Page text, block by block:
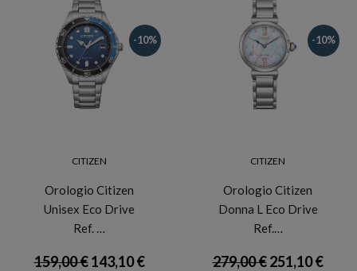
-10%
CITIZEN
Orologio Citizen
Unisex Eco Drive
Ref. …
159,00 €143,10 €
-10%
CITIZEN
Orologio Citizen
Donna L Eco Drive
Ref.…
279,00 €251,10 €